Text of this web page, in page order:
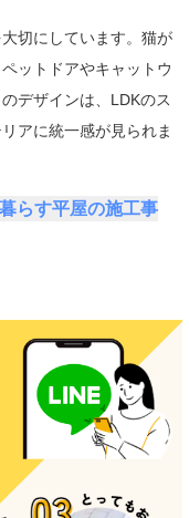
切にしています。猫が
ットドアやキャットウ
デザインは、LDKのス
アに統一感が見られま
らす平屋の施工事